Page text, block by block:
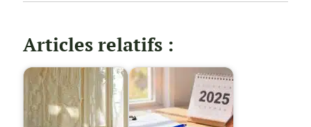
Articles relatifs :